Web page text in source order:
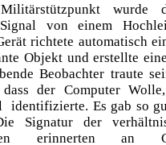
wurde
von einem
richtete automatisch
Objekt und erstellte
Beobachter traute
der Computer
identifizierte. Es gab so
Signatur der
erinnerten an